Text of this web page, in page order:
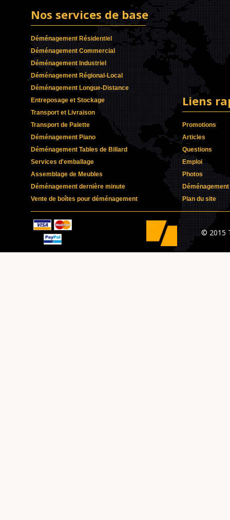
Déménagement Résidentiel
Déménagement Commercial
Déménagement Industriel
Déménagement Régional-Local
Déménagement Longue-Distance
Entreposage et Stockage
Transport et Livraison
Transport de Palette
Déménagement Piano
Déménagement Tables de Billard
Services d'emballage
Assemblage de Meubles
Déménagement dernière minute
Vente de boîtes pour déménagement
Nos services de base
Promotions
Articles
Questions
Emploi
Photos
Plan du site
Liens
© 2015